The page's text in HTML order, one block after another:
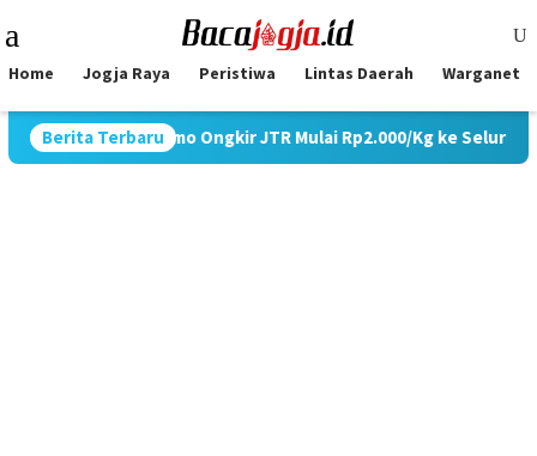
to
Menu
Home Jogja Raya Peristiwa Lintas Daerah Warganet
Berita Terbaru
Promo Ongkir JTR Mulai Rp2.000/Kg ke Seluruh Pulau Jawa